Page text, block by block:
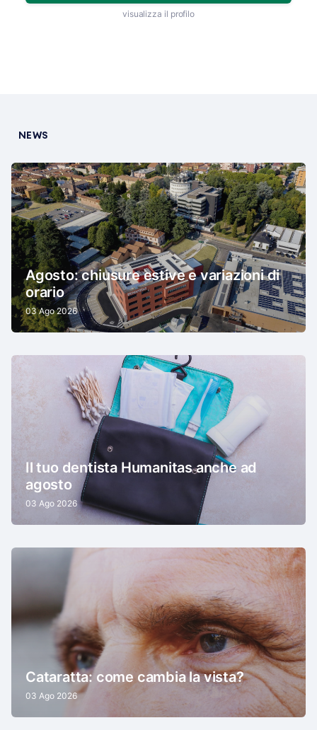
visualizza il profilo
NEWS
Agosto: chiusure estive e variazioni di
orario
03 Ago 2026
Il tuo dentista Humanitas anche ad
agosto
03 Ago 2026
Cataratta: come cambia la vista?
03 Ago 2026